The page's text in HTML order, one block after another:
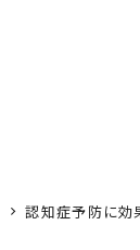
認知症予防に効